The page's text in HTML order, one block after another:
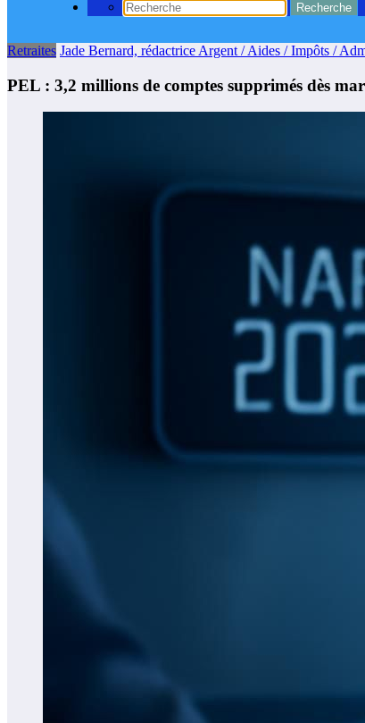
Retraites Jade Bernard, rédactrice Argent / Aides / Impôts /
PEL : 3,2 millions de comptes supprimés dès